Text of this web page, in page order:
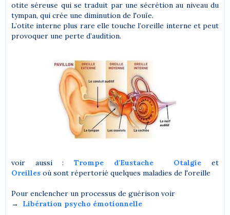
otite séreuse qui se traduit par une sécrétion au niveau du
tympan, qui crée une diminution de l'ouïe.
L’otite interne plus rare elle touche l’oreille interne et peut
provoquer une perte d’audition.
voir aussi :Trompe d'Eustache Otalgie et
Oreilles où sont répertorié quelques maladies de l'oreille
Pour enclencher un processus de guérison voir
→ Libération psycho émotionnelle